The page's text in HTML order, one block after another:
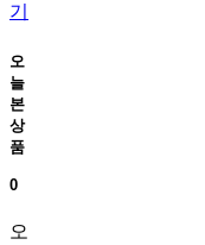
기
오
늘
본
상
품
0
오